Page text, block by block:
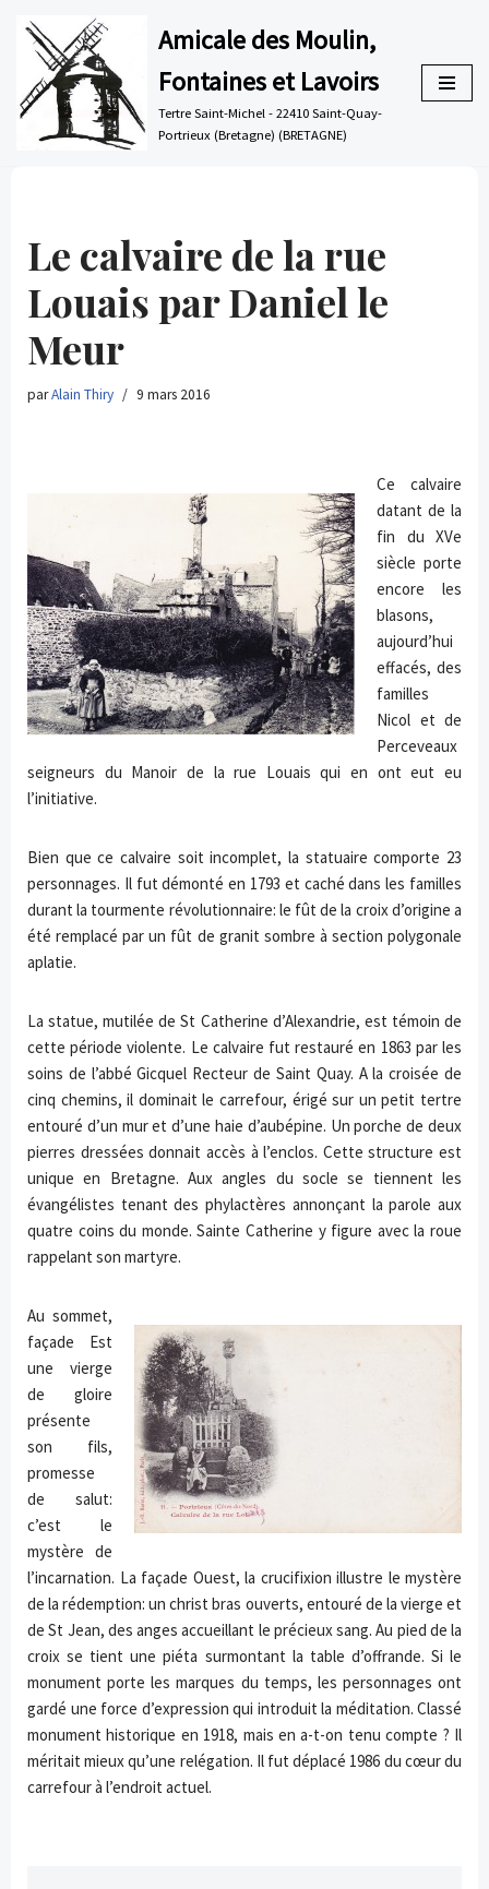
Aller
au
contenu
Amicale des Moulin,
Fontaines et Lavoirs
Tertre Saint-Michel - 22410 Saint-Quay-
Portrieux (Bretagne) (BRETAGNE)
Le calvaire de la rue
Louais par Daniel le
Meur
parAlain Thiry 9 mars 2016
Ce calvaire
datant de la
fin du XVe
siècle porte
encore les
blasons,
aujourd’hui
effacés, des
familles
Nicol et de
Perceveaux
seigneurs du Manoir de la rue Louais qui en ont eut eu
l’initiative.
Bien que ce calvaire soit incomplet, la statuaire comporte 23
personnages. Il fut démonté en 1793 et caché dans les familles
durant la tourmente révolutionnaire: le fût de la croix d’origine a
été remplacé par un fût de granit sombre à section polygonale
aplatie.
La statue, mutilée de St Catherine d’Alexandrie, est témoin de
cette période violente. Le calvaire fut restauré en 1863 par les
soins de l’abbé Gicquel Recteur de Saint Quay. A la croisée de
cinq chemins, il dominait le carrefour, érigé sur un petit tertre
entouré d’un mur et d’une haie d’aubépine. Un porche de deux
pierres dressées donnait accès à l’enclos. Cette structure est
unique en Bretagne. Aux angles du socle se tiennent les
évangélistes tenant des phylactères annonçant la parole aux
quatre coins du monde. Sainte Catherine y figure avec la roue
rappelant son martyre.
Au sommet,
façade Est
une vierge
de gloire
présente
son fils,
promesse
de salut:
c’est le
mystère de
l’incarnation. La façade Ouest, la crucifixion illustre le mystère
de la rédemption: un christ bras ouverts, entouré de la vierge et
de St Jean, des anges accueillant le précieux sang. Au pied de la
croix se tient une piéta surmontant la table d’offrande. Si le
monument porte les marques du temps, les personnages ont
gardé une force d’expression qui introduit la méditation. Classé
monument historique en 1918, mais en a-t-on tenu compte ? Il
méritait mieux qu’une relégation. Il fut déplacé 1986 du cœur du
carrefour à l’endroit actuel.